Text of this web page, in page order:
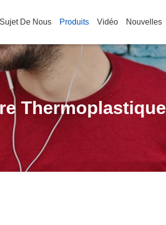
De Nous Produits Vidéo Nouvelles
Thermoplastique